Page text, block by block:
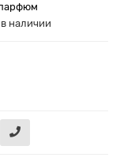
наличии